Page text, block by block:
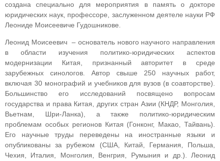
создана специально для мероприятия в память о докторе
юридических наук, профессоре, заслуженном деятеле науки РФ
Леониде Моисеевиче Гудошникове.
Леонид Моисеевич – основатель нового научного направления
в области изучения политико-юридических аспектов
модернизации Китая, признанный авторитет в среде
зарубежных синологов. Автор свыше 250 научных работ,
включая 30 монографий и учебников для вузов (в соавторстве).
Большинство его исследований посвящено вопросам
государства и права Китая, других стран Азии (КНДР, Монголия,
Вьетнам, Шри-Ланка), а также политико-юридическим
проблемам особых регионов Китая (Гонконг, Макао, Тайвань).
Его научные труды переведены на иностранные языки и
опубликованы за рубежом (США, Китай, Германия, Польша,
Чехия, Италия, Монголия, Венгрия, Румыния и др.). Леонид